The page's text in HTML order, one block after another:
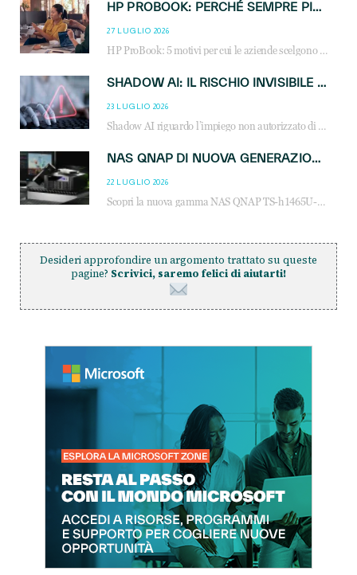
HP PROBOOK: PERCHÉ SEMPRE PIÙ AZIENDE SCELGONO NOTEBOOK PROGETTATI PER IL LAVORO MODERNO
27 LUGLIO 2026
HP ProBook: 5 motivi per cui le aziende scelgono i notebook business HP per migliorare produttività, sicurezza e gestione dell’AI.
SHADOW AI: IL RISCHIO INVISIBILE CHE LE AZIENDE POSSONO GOVERNARE
23 LUGLIO 2026
Shadow AI riguardo l’impiego non autorizzato di sistemi AI all’interno dell’azienda. E’ una pratica che si diffonde a partire dai dipendenti fino ai dirigenti e mette a repentaglio la cybersecurity, con costi più elevati per le organizzazioni. Due recenti report illustrano il fenomeno e forniscono dati in merito
NAS QNAP DI NUOVA GENERAZIONE: PIÙ PRESTAZIONI, SCALABILITÀ E PROTEZIONE DEI DATI PER LE INFRASTRUTTURE IT MODERNE
22 LUGLIO 2026
Scopri la nuova gamma NAS QNAP TS-h1465U-RP, TS-h1065eU e TS-h665U: storage aziendale con ZFS, DDR5, E1.S NVMe e connettività 2.5GbE per backup, virtualizzazione e cybersecurity.
Desideri approfondire un argomento trattato su queste
pagine? Scrivici, saremo felici di aiutarti!